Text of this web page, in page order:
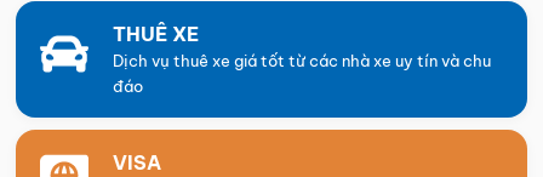
THUÊ XE
Dịch vụ thuê xe giá tốt từ các nhà xe uy tín và chu
đáo
VISA